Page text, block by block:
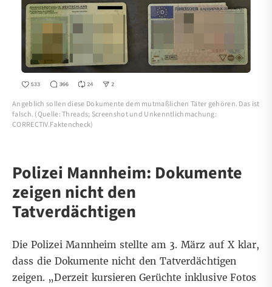
Angeblich sollen diese Dokumente dem mutmaßlichen Täter gehören. Das ist
falsch. (Quelle: Threads; Screenshot und Unkenntlichmachung:
CORRECTIV.Faktencheck)
Polizei Mannheim: Dokumente
zeigen nicht den
Tatverdächtigen
Die Polizei Mannheim stellteam 3. März auf Xklar,
dass die Dokumente nicht den Tatverdächtigen
zeigen. „Derzeit kursieren Gerüchte inklusive Fotos